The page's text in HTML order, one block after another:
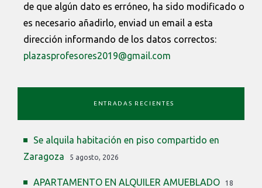
de que algún dato es erróneo, ha sido modificado o
es necesario añadirlo, enviad un email a esta
dirección informando de los datos correctos:
plazasprofesores2019@gmail.com
ENTRADAS RECIENTES
Se alquila habitación en piso compartido en
Zaragoza
5 agosto, 2026
APARTAMENTO EN ALQUILER AMUEBLADO 18